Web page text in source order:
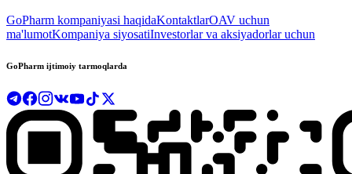
GoPharm kompaniyasi haqidaKontaktlarOAV uchun
ma'lumotKompaniya siyosatiInvestorlar va aksiyadorlar uchun
GoPharm ijtimoiy tarmoqlarda